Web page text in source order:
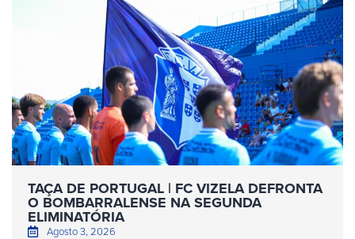
TAÇA DE PORTUGAL | FC VIZELA DEFRONTA
O BOMBARRALENSE NA SEGUNDA
ELIMINATÓRIA
Agosto 3, 2026